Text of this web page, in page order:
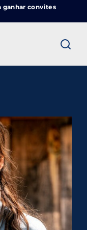
ganhar convites
Acontece